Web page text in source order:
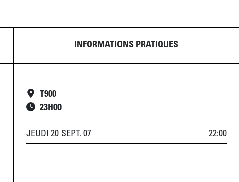
INFORMATIONS PRATIQUES
T900
23H00
JEUDI 20 SEPT. 07 22:00